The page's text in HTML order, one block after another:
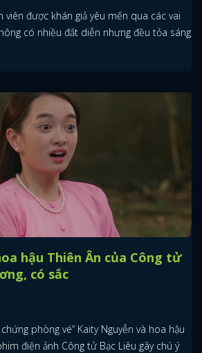
viên được khán giả yêu mến qua các vai
có nhiều đất diễn nhưng đều tỏa sáng
hậu Thiên Ân của Công tử
có sắc
phòng vé” Kaity Nguyễn và hoa hậu
điện ảnh Công tử Bạc Liêu gây chú ý